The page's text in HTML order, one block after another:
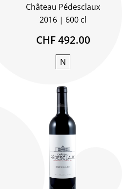
Château Pédesclaux
2016
600 cl
CHF 492.00
N